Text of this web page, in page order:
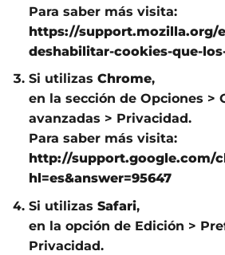
Para saber más visita:
https://support.mozilla.org/
deshabilitar-cookies-que-
Si utilizas Chrome,
en la sección de Opciones >
avanzadas > Privacidad.
Para saber más visita:
http://support.google.com/
hl=es&answer=95647
Si utilizas Safari,
en la opción de Edición >
Privacidad.